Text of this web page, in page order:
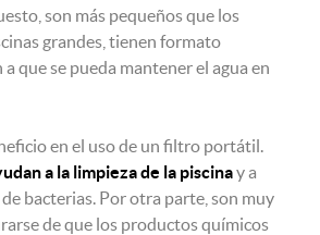
son más pequeños que los
grandes, tienen formato
que se pueda mantener el agua en
en el uso de un filtro portátil.
a la limpieza de la piscinay a
bacterias. Por otra parte, son muy
de que los productos químicos